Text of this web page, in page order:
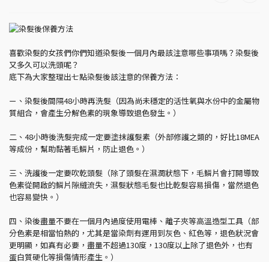
喜歡染髮的女孩們你們知道染髮後一個月內最該注意哪些事項嗎？染髮後
又多久可以洗頭呢？
底下為大家整理出七點染髮後該注意的保養方法：
ㄧ、染髮後間隔48小時再洗髮（因為尚未穩定的活性氧與水份中的金屬物
質組合，會產生分解色素的現象導致退色發生。）
二、48小時後洗髮完成一定要塗抹護髮素（外部修護之類的，好比18MEA
等成份，幫助黏著毛鱗片，防止退色。）
三、洗護後一定要吹乾頭髮（除了頭髮在濕潤狀態下，毛鱗片會打開導致
色素從開啟的鱗片隙縫流失，濕髮狀態毛髮也比乾髮容易損傷，當然退色
也容易變快。）
四、染後盡量不要在一個月內過度使用電棒、離子夾等高溫造型工具（部
分色素是相當怕熱的，尤其是當染劑有運用到灰色、紅色等，退色狀況會
更明顯，如真有必要，盡量不超過130度，130度以上除了退色外，也有
蛋白質硬化等損傷情形產生。）